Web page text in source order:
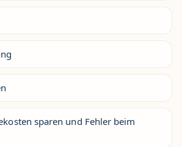
sparen und Fehler beim